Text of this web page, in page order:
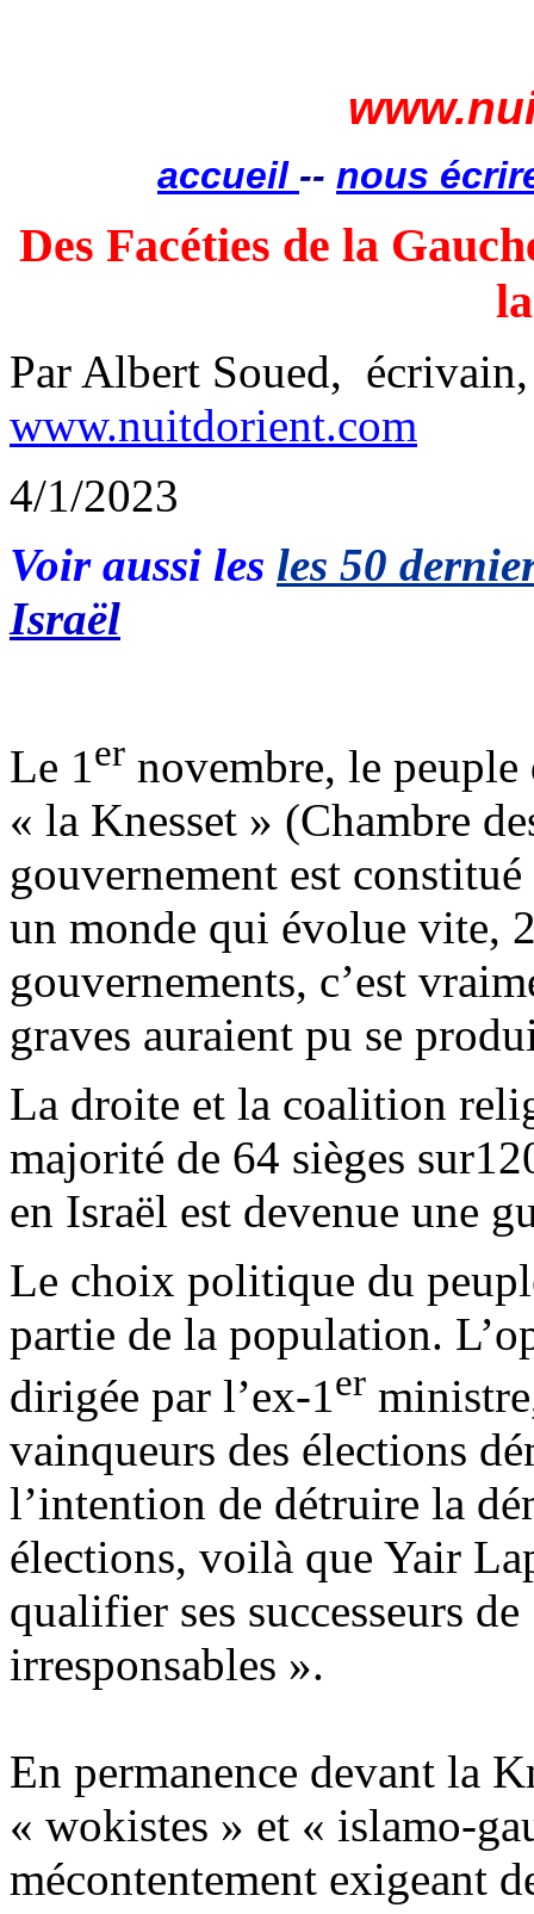
accueil -- nous
Des Facéties de la
Par Albert Soued,
www.nuitdorient.com
4/1/2023
Voir aussi les les 50
Israël
Le 1er novembre, le peuple
« la Knesset » (Chambre
gouvernement est
un monde qui évolue vite,
gouvernements, c’est
graves auraient pu se
La droite et la coalition
majorité de 64 sièges
en Israël est devenue une
Le choix politique du
partie de la population.
dirigée par l’ex-1er
vainqueurs des élections
l’intention de détruire la
élections, voilà que Yair
qualifier ses successeurs
irresponsables ».
En permanence devant la
« wokistes » et « islamo-
mécontentement exigeant